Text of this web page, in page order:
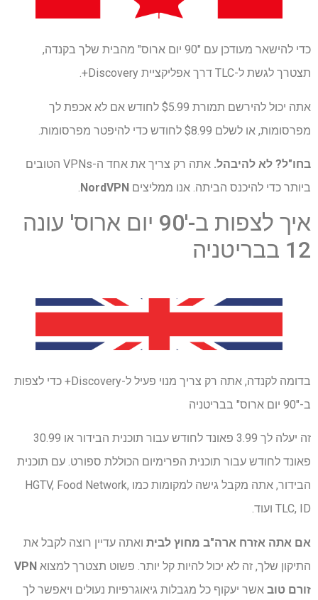
כדי להישאר מעודכן עם "90 יום ארוס" מהבית שלך בקנדה,
תצטרך לגשת ל-TLC דרך אפליקציית Discovery+.
אתה יכול להירשם תמורת $5.99 לחודש אם לא אכפת לך
מפרסומות, או לשלם $8.99 לחודש כדי להיפטר מפרסומות.
בחו"ל? לא להיבהל.
אתה רק צריך את אחד ה-VPNs הטובים
ביותר כדי להיכנס הביתה. אנו ממליצים NordVPN
.
איך לצפות ב-'90 יום ארוס' עונה
12 בבריטניה
בדומה לקנדה, אתה רק צריך מנוי פעיל ל-Discovery+ כדי לצפות
ב-"90 יום ארוס" בבריטניה
זה יעלה לך 3.99 פאונד לחודש עבור תוכנית הבידור או 30.99
פאונד לחודש עבור תוכנית הפרימיום הכוללת ספורט. עם תוכנית
הבידור, אתה מקבל גישה למקומות כמו HGTV, Food Network,
TLC, ID ועוד.
אם אתה אזרח ארה"ב מחוץ לבית ואתה עדיין רוצה לקבל את
התיקון שלך, זה לא יכול להיות קל יותר. פשוט תצטרך למצוא VPN
זורם טוב אשר יעקוף כל מגבלות גיאוגרפיות נעולים ויאפשר לך